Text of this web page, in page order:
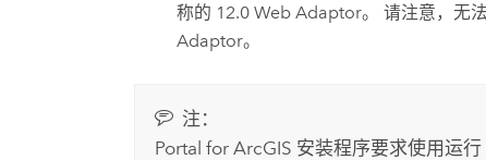
称的 12.0Web Adaptor。 请注意，无
Adaptor。
注：
Portal for ArcGIS 安装程序要求使用运行